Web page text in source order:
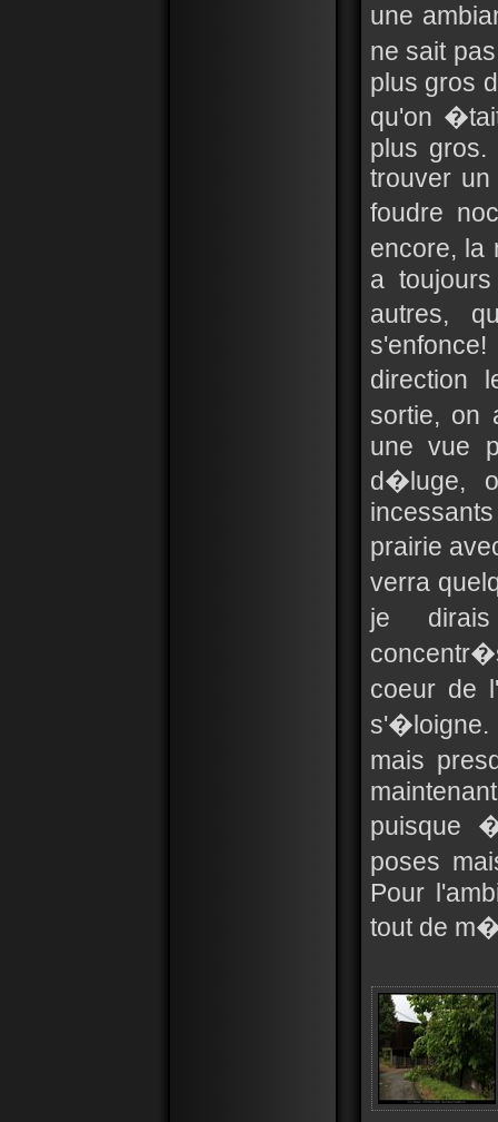
une
ne sait
plus gros
qu'on
plus
trouver
foudre
encore, la
a
autres,
direction
sortie, on
une vue
d�luge,
prairie
verra
je dirais
coeur de
mais
puisque
poses
Pour
tout de